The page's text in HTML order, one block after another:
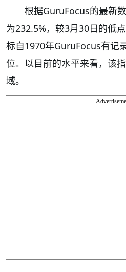
根据GuruFocus的最新
为232.5%，较3月30日的低
标自1970年GuruFocus有记
位。以目前的水平来看，该
域。